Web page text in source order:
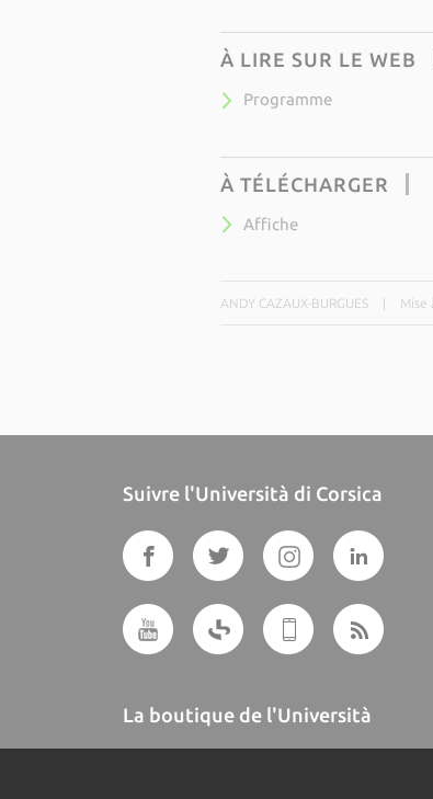
À LIRE SUR LE WEB
Programme
À TÉLÉCHARGER
Affiche
ANDY CAZAUX-BURGUES Mise
Suivre l'Università di Corsica
La boutique de l'Università